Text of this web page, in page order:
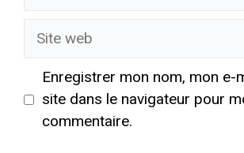
Site
Enregistrer mon nom, mon e-
site dans le navigateur pour
commentaire.